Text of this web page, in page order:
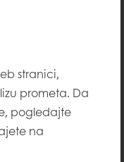
stranici,
prometa. Da
pogledajte
na